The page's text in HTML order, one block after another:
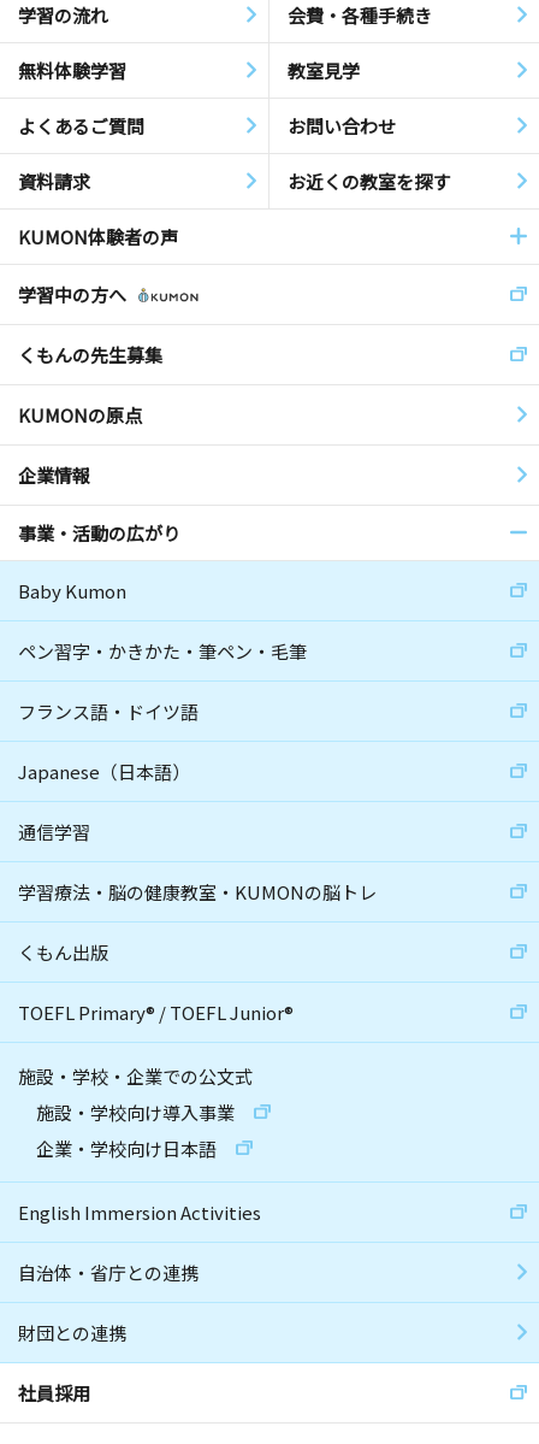
学習の流れ 会費・各種手続き
無料体験学習 教室見学
よくあるご質問 お問い合わせ
資料請求 お近くの教室を探す
KUMON体験者の声
学習中の方へ
くもんの先生募集
KUMONの原点
企業情報
事業・活動の広がり
Baby Kumon
ペン習字・かきかた・筆ペン・毛筆
フランス語・ドイツ語
Japanese（日本語）
通信学習
学習療法・脳の健康教室・KUMONの脳トレ
くもん出版
TOEFL Primary® /TOEFL Junior®
施設・学校・企業での公文式
施設・学校向け導入事業
企業・学校向け日本語
English Immersion Activities
自治体・省庁との連携
財団との連携
社員採用